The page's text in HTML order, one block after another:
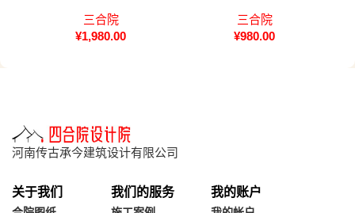
三合院
¥1,980.00
三合院
¥980.00
河南传古承今建筑设计有限公司
关于我们 我们的服务 我的账户